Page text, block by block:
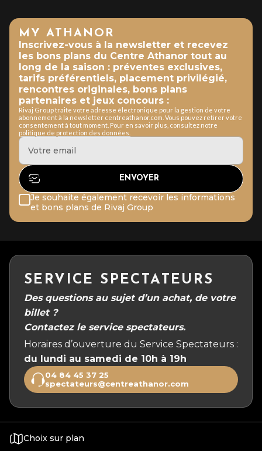
MY ATHANOR
Inscrivez-vous à la newsletter et recevez
les bons plans du Centre Athanor tout au
long de la saison : préventes exclusives,
tarifs préférentiels, placement privilégié,
rencontres originales, bons plans
partenaires et jeux concours :
Rivaj Group traite votre adresse électronique pour la gestion de votre
abonnement à la newsletter centreathanor.com. Vous pouvez retirer votre
consentement à tout moment. Pour en savoir plus, consultez notre
politique de protection des données.
Je souhaite également recevoir les informations
et bons plans de Rivaj Group
SERVICE SPECTATEURS
Des questions au sujet d’un achat, de votre
billet ?
Contactez le service spectateurs.
Horaires d’ouverture du Service Spectateurs :
du lundi au samedi de 10h à 19h
04 84 45 37 25
spectateurs@centreathanor.com
Choix sur plan